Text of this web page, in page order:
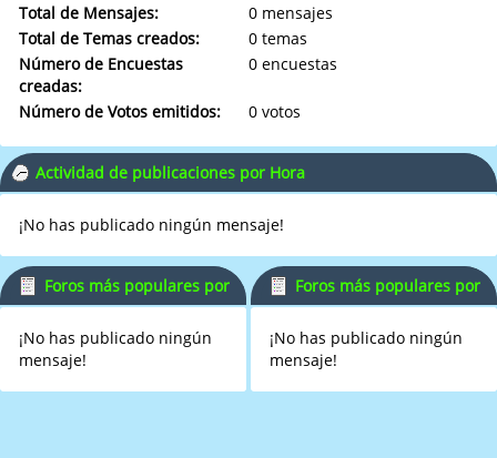
Total de Mensajes:
0 mensajes
Total de Temas creados:
0 temas
Número de Encuestas
creadas:
0 encuestas
Número de Votos emitidos: 0 votos
Actividad de publicaciones por Hora
¡No has publicado ningún mensaje!
Foros más populares por
¡No has publicado ningún
mensaje!
Foros más populares por
¡No has publicado ningún
mensaje!